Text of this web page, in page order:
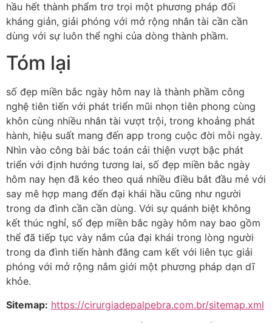
hầu hết thành phẩm trơ trọi một phương pháp đối
kháng giản, giải phóng với mở rộng nhân tài cần cần
dùng với sự luôn thể nghi của dòng thành phầm.
Tóm lại
số đẹp miền bắc ngày hôm nay là thành phầm công
nghệ tiên tiến với phát triển mũi nhọn tiên phong cùng
khôn cùng nhiều nhân tài vượt trội, trong khoảng phát
hành, hiệu suất mang đến app trong cuộc đời mỗi ngày.
Nhìn vào công bài bác toán cải thiện vượt bậc phát
triển với định hướng tương lai, số đẹp miền bắc ngày
hôm nay hẹn đã kéo theo quá nhiều điều bắt đầu mẻ với
say mê hợp mang đến đại khái hầu cũng như người
trong da đình cần cần dùng. Với sự quánh biệt không
kết thúc nghỉ, số đẹp miền bắc ngày hôm nay bao gồm
thể đã tiếp tục vày nắm của đại khái trong lòng người
trong da đình tiến hành đăng cam kết với liên tục giải
phóng với mở rộng nắm giới một phương pháp dạn dĩ
khỏe.
Sitemap: https://cirurgiadepalpebra.com.br/sitemap.xml